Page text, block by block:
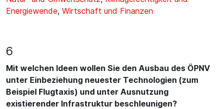
Energiewende, Wirtschaft und Finanzen
6
Mit welchen Ideen wollen Sie den Ausbau des ÖPNV
unter Einbeziehung neuester Technologien (zum
Beispiel Flugtaxis) und unter Ausnutzung
existierender Infrastruktur beschleunigen?